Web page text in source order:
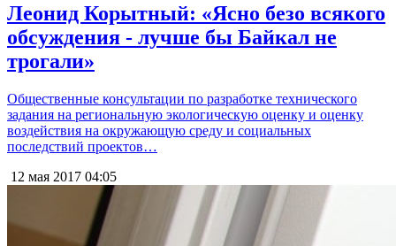
Леонид Корытный: «Ясно безо всякого
обсуждения - лучше бы Байкал не
трогали»
Общественные консультации по разработке технического
задания на региональную экологическую оценку и оценку
воздействия на окружающую среду и социальных
последствий проектов…
12 мая 2017 04:05